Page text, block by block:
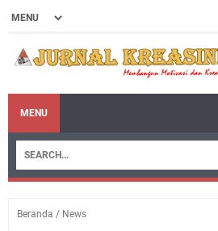
MENU
Beranda / News